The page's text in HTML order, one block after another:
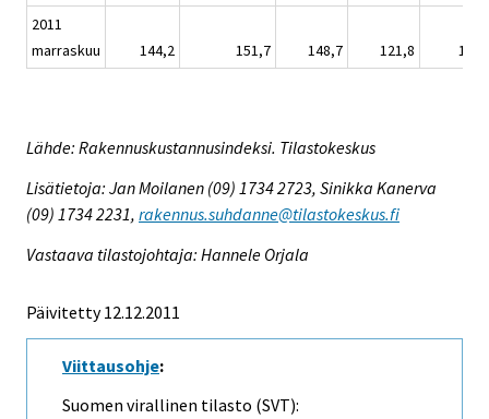
2011
marraskuu
144,2 151,7 148,7 121,8
Lähde: Rakennuskustannusindeksi. Tilastokeskus
Lisätietoja: Jan Moilanen (09) 1734 2723, Sinikka Kanerva
(09) 1734 2231, rakennus.suhdanne@tilastokeskus.fi
Vastaava tilastojohtaja: Hannele Orjala
Päivitetty 12.12.2011
Viittausohje:
Suomen virallinen tilasto (SVT):